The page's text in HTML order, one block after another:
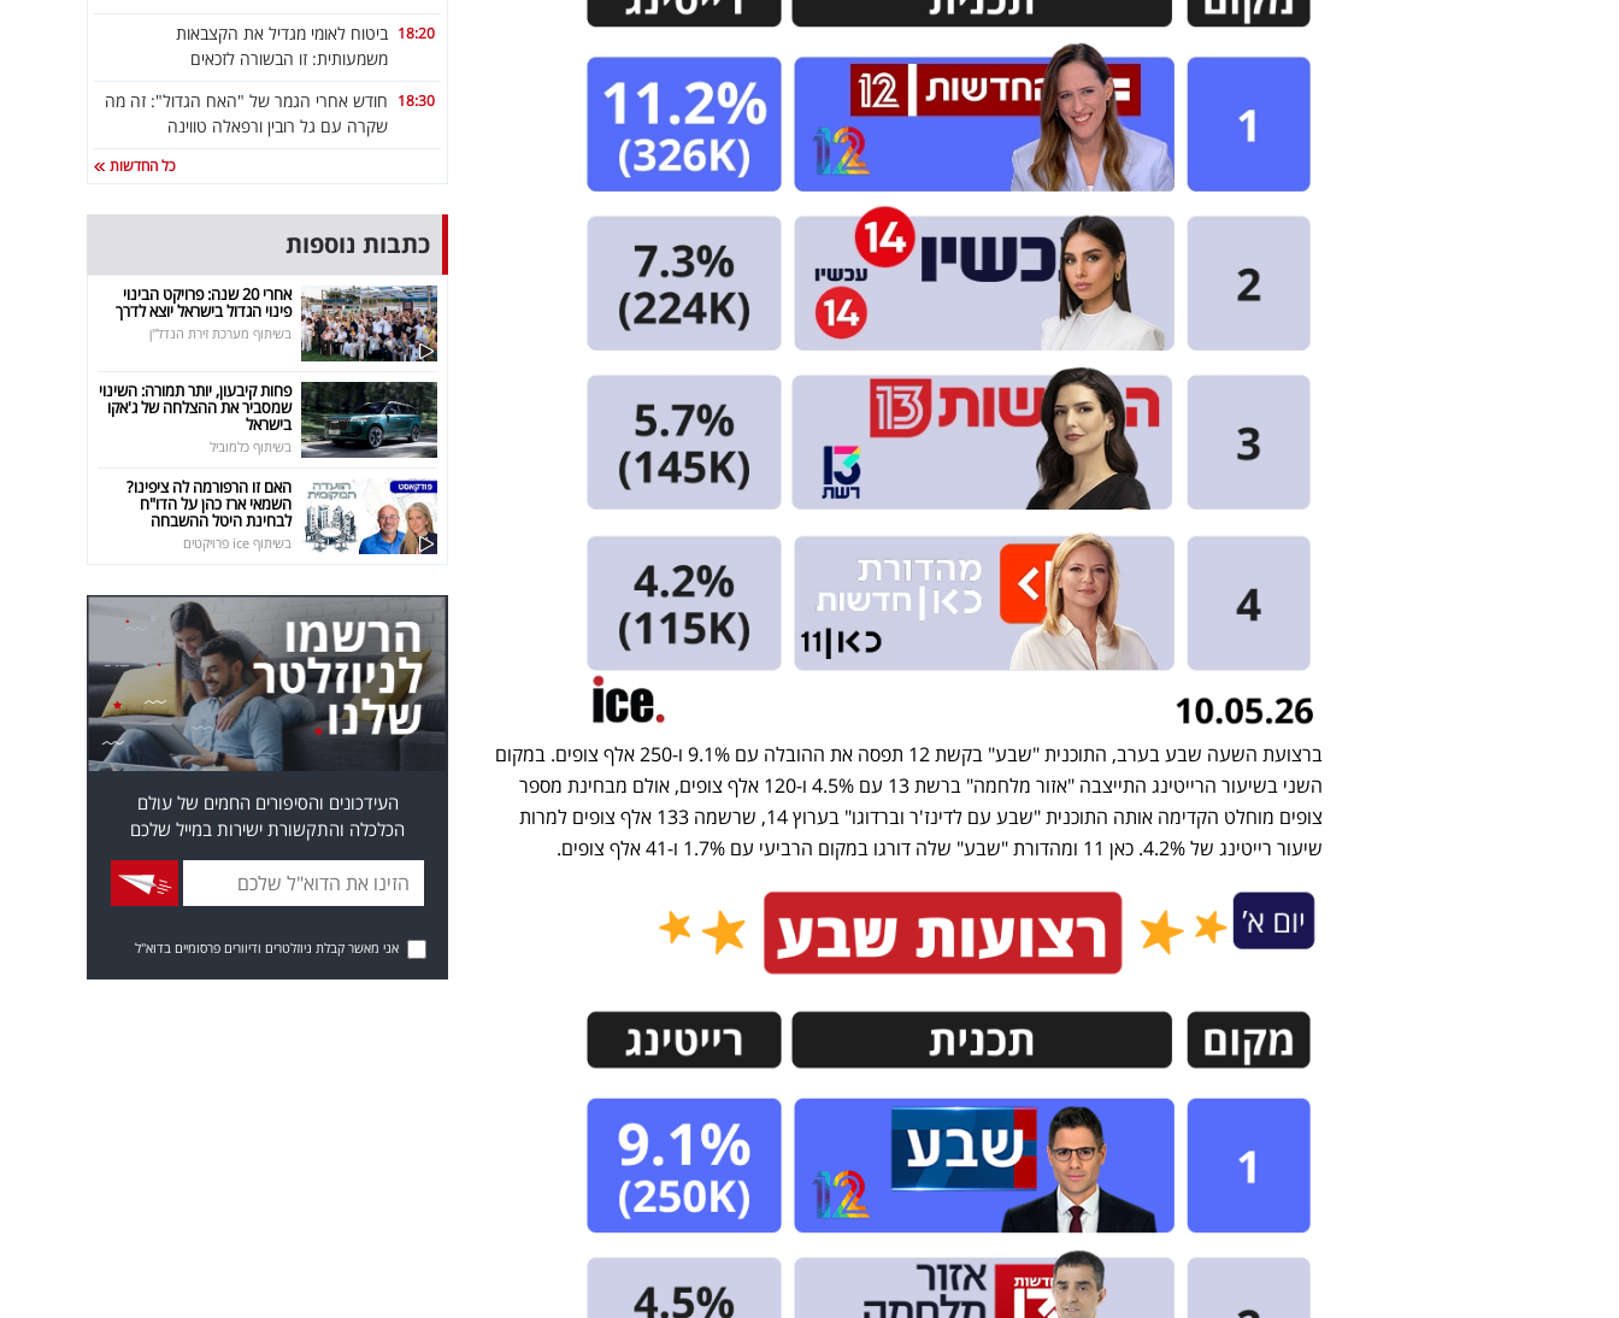
ברצועת השעה שבע בערב, התוכנית "שבע" בקשת 12 תפסה את ההובלה עם 9.1% ו-250 אלף צופים. במקום
השני בשיעור הרייטינג התייצבה "אזור מלחמה" ברשת 13 עם 4.5% ו-120 אלף צופים, אולם מבחינת מספר
צופים מוחלט הקדימה אותה התוכנית "שבע עם לדינז'ר וברדוגו" בערוץ 14, שרשמה 133 אלף צופים למרות
שיעור רייטינג של 4.2%. כאן 11 ומהדורת "שבע" שלה דורגו במקום הרביעי עם 1.7% ו-41 אלף צופים.
18:20 ביטוח לאומי מגדיל את הקצבאות
משמעותית: זו הבשורה לזכאים
18:30 חודש אחרי הגמר של "האח הגדול": זה מה
שקרה עם גל רובין ורפאלה טווינה
כל החדשות
כתבות נוספות
אחרי 20 שנה: פרויקט הבינוי
פינוי הגדול בישראל יוצא לדרך
בשיתוף מערכת זירת הנדל"ן
פחות קיבעון, יותר תמורה: השינוי
שמסביר את ההצלחה של ג'אקו
בישראל
בשיתוף כלמוביל
האם זו הרפורמה לה ציפינו?
השמאי ארז כהן על הדו"ח
לבחינת היטל ההשבחה
בשיתוף ice פרויקטים
העידכונים והסיפורים החמים של עולם
הכלכלה והתקשורת ישירות במייל שלכם
אני מאשר קבלת ניוזלטרים ודיוורים פרסומיים בדוא"ל